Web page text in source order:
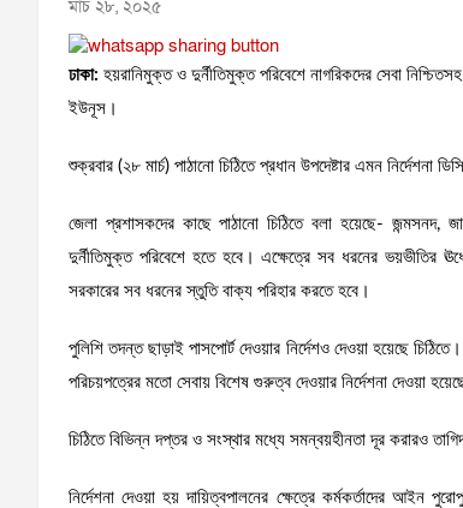
মার্চ ২৮, ২০২৫
ঢাকা: হয়রানিমুক্ত ও দুর্নীতিমুক্ত পরিবেশে নাগরিকদের সেবা
ইউনূস।
শুক্রবার (২৮ মার্চ) পাঠানো চিঠিতে প্রধান উপদেষ্টার এমন নির্দেশনা
জেলা প্রশাসকদের কাছে পাঠানো চিঠিতে বলা হয়েছে- জন্মসনদ,
দুর্নীতিমুক্ত পরিবেশে হতে হবে। এক্ষেত্রে সব ধরনের ভয়ভীতির
সরকারের সব ধরনের স্তুতি বাক্য পরিহার করতে হবে।
পুলিশি তদন্ত ছাড়াই পাসপোর্ট দেওয়ার নির্দেশও দেওয়া হয়েছে
পরিচয়পত্রের মতো সেবায় বিশেষ গুরুত্ব দেওয়ার নির্দেশনা দেওয়া
চিঠিতে বিভিন্ন দপ্তর ও সংস্থার মধ্যে সমন্বয়হীনতা দূর করারও
নির্দেশনা দেওয়া হয় দায়িত্বপালনের ক্ষেত্রে কর্মকর্তাদের আইন